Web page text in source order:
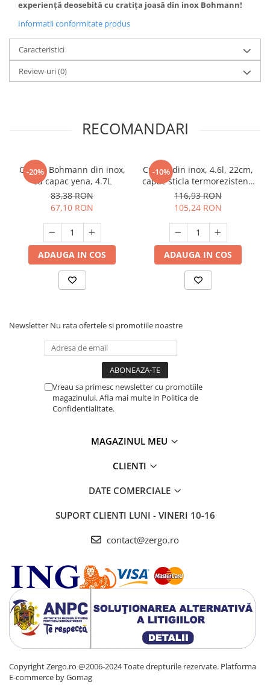
experiență deosebită cu cratița joasă din inox Bohmann!
Informatii conformitate produs
Caracteristici
Review-uri(0)
RECOMANDARI
-20%
Cratita Bohmann din inox,
cu capac yena, 4.7L
83,38 RON
67,10 RON
ADAUGA IN COS
-10%
Cratita din inox, 4.6l, 22cm,
capac sticla termorezistent,
inclusiv inductie, Bohmann,
Rosie
116,93 RON
105,24 RON
ADAUGA IN COS
Newsletter Nu rata ofertele si promotiile noastre
Vreau sa primesc newsletter cu promotiile
magazinului. Afla mai multe in Politica de
Confidentialitate.
MAGAZINUL MEU
CLIENTI
DATE COMERCIALE
SUPORT CLIENTI LUNI - VINERI 10-16
contact@zergo.ro
Copyright Zergo.ro @2006-2024 Toate drepturile rezervate. Platforma
E-commerce by Gomag